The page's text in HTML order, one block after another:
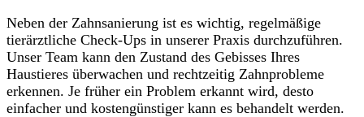
Neben der Zahnsanierung ist es wichtig, regelmäßige
tierärztliche Check-Ups in unserer Praxis durchzuführen.
Unser Team kann den Zustand des Gebisses Ihres
Haustieres überwachen und rechtzeitig Zahnprobleme
erkennen. Je früher ein Problem erkannt wird, desto
einfacher und kostengünstiger kann es behandelt werden.